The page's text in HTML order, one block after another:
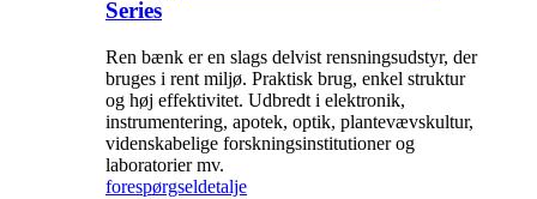
Series
Ren bænk er en slags delvist rensningsudstyr, der
bruges i rent miljø. Praktisk brug, enkel struktur
og høj effektivitet. Udbredt i elektronik,
instrumentering, apotek, optik, plantevævskultur,
videnskabelige forskningsinstitutioner og
laboratorier mv.
forespørgseldetalje